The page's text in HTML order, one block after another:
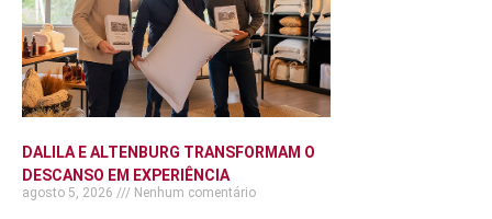
DALILA E ALTENBURG TRANSFORMAM O
DESCANSO EM EXPERIÊNCIA
agosto 5, 2026 Nenhum comentário